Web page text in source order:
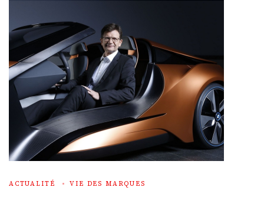
ACTUALITÉ VIE DES MARQUES